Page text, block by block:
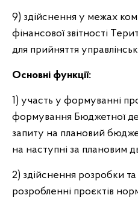
9) здійснення у межах
фінансової звітності
для прийняття
Основні функції:
1) участь у формуванні
формування Бюджетної
запиту на плановий
на наступні за плановим
2) здійснення розробки та
розробленні проєктів